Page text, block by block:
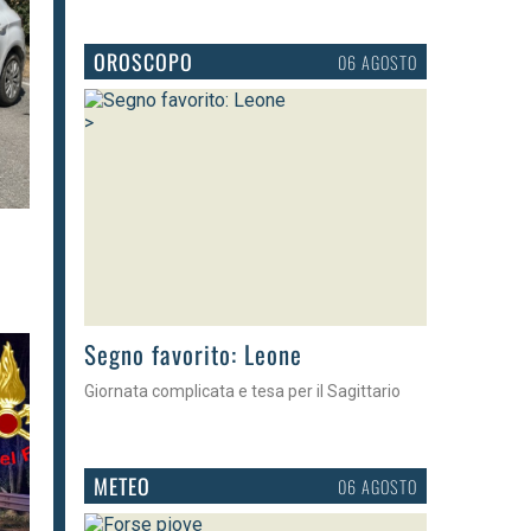
OROSCOPO 06 AGOSTO
>
Segno favorito: Leone
Giornata complicata e tesa per il Sagittario
METEO 06 AGOSTO